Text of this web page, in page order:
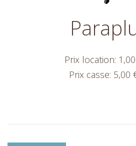
Prix location: 1,00
Prix casse: 5,00